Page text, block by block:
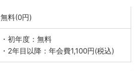
無料(0円)
・初年度：無料
・2年目以降：年会費1,100円(税込)